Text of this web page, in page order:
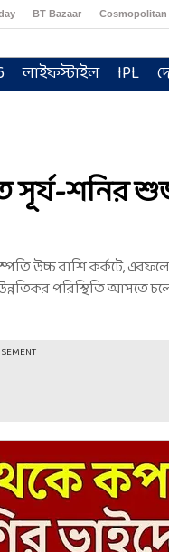
BT Bazaar Cosmopolitan
লাইফস্টাইল IPL
সূর্য-শনির
উচ্চ রাশি কর্কটে,
পরিস্থিতি